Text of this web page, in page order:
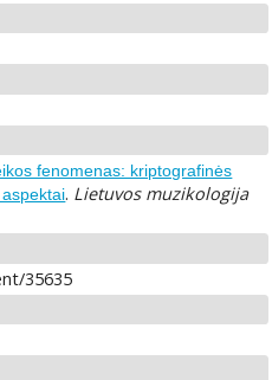
fenomenas: kriptografinės
. Lietuvos muzikologija
35635